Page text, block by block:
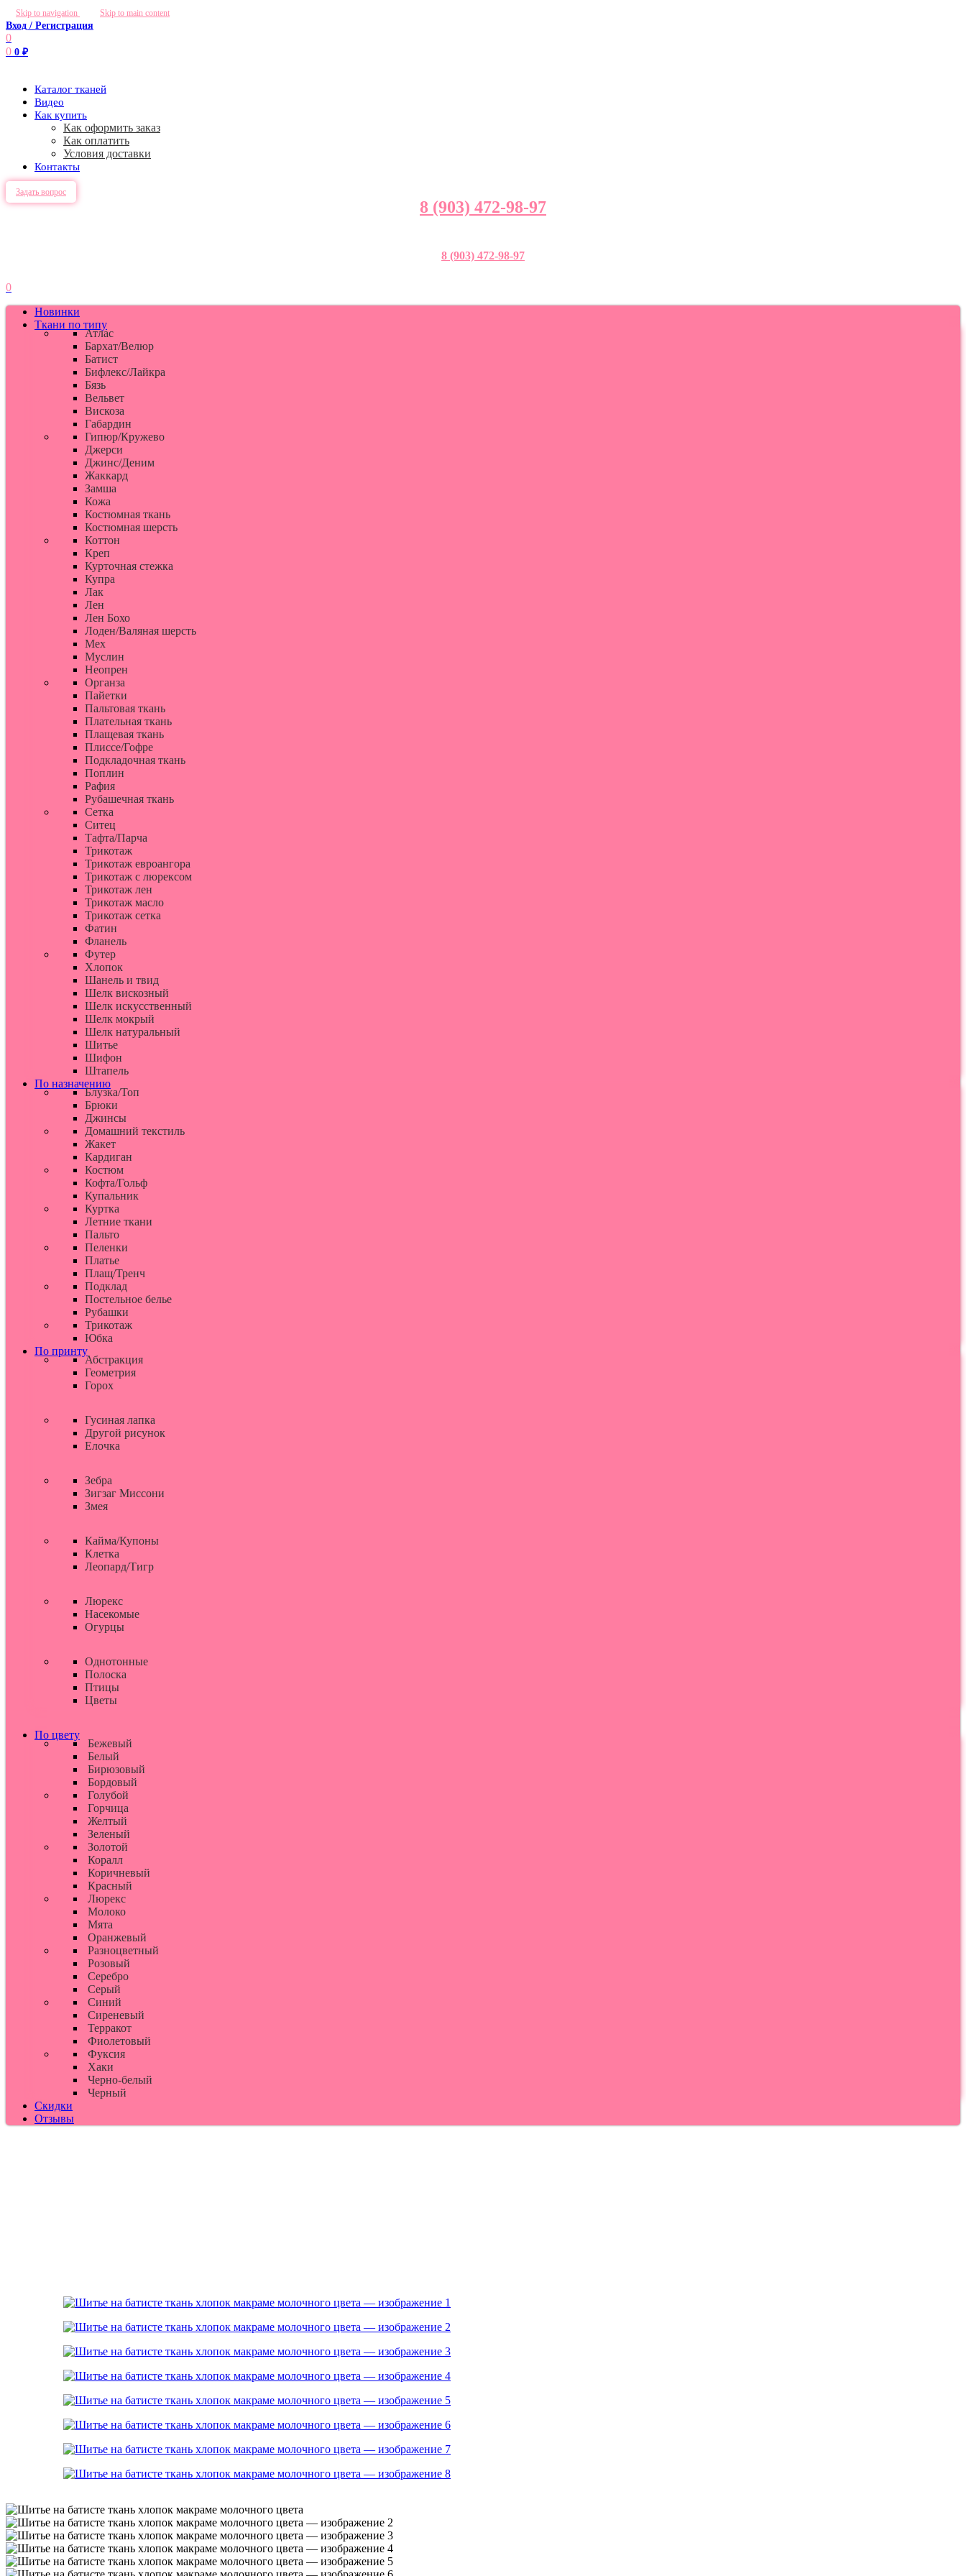
Skip to navigation Skip to main content
Вход / Регистрация
0
0 0 ₽
Каталог тканей
Видео
Как купить
Как оформить заказ
Как оплатить
Условия доставки
Контакты
Задать вопрос
8 (903) 472-98-97
8 (903) 472-98-97
0
Новинки
Ткани по типу
Атлас
Бархат/Велюр
Батист
Бифлекс/Лайкра
Бязь
Вельвет
Вискоза
Габардин
Гипюр/Кружево
Джерси
Джинс/Деним
Жаккард
Замша
Кожа
Костюмная ткань
Костюмная шерсть
Коттон
Креп
Курточная стежка
Купра
Лак
Лен
Лен Бохо
Лоден/Валяная шерсть
Мех
Муслин
Неопрен
Органза
Пайетки
Пальтовая ткань
Плательная ткань
Плащевая ткань
Плиссе/Гофре
Подкладочная ткань
Поплин
Рафия
Рубашечная ткань
Сетка
Ситец
Тафта/Парча
Трикотаж
Трикотаж евроангора
Трикотаж с люрексом
Трикотаж лен
Трикотаж масло
Трикотаж сетка
Фатин
Фланель
Футер
Хлопок
Шанель и твид
Шелк вискозный
Шелк искусственный
Шелк мокрый
Шелк натуральный
Шитье
Шифон
Штапель
По назначению
Блузка/Топ
Брюки
Джинсы
Домашний текстиль
Жакет
Кардиган
Костюм
Кофта/Гольф
Купальник
Куртка
Летние ткани
Пальто
Пеленки
Платье
Плащ/Тренч
Подклад
Постельное белье
Рубашки
Трикотаж
Юбка
По принту
Абстракция
Геометрия
Горох
Гусиная лапка
Другой рисунок
Елочка
Зебра
Зигзаг Миссони
Змея
Кайма/Купоны
Клетка
Леопард/Тигр
Люрекс
Насекомые
Огурцы
Однотонные
Полоска
Птицы
Цветы
По цвету
Бежевый
Белый
Бирюзовый
Бордовый
Голубой
Горчица
Желтый
Зеленый
Золотой
Коралл
Коричневый
Красный
Люрекс
Молоко
Мята
Оранжевый
Разноцветный
Розовый
Серебро
Серый
Синий
Сиреневый
Терракот
Фиолетовый
Фуксия
Хаки
Черно-белый
Черный
Скидки
Отзывы